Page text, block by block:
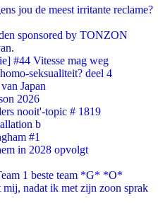
jou de meest irritante reclame?
sponsored by TONZON
#44 Vitesse mag weg
seksualiteit? deel 4
Japan
2026
nooit'-topic # 1819
b
#1
in 2028 opvolgt
1 beste team *G* *O*
nadat ik met zijn zoon sprak